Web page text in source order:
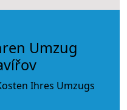
Umzug
Ihres Umzugs